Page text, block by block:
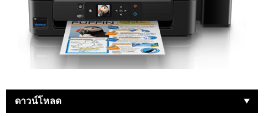
ดาวน์โหลด